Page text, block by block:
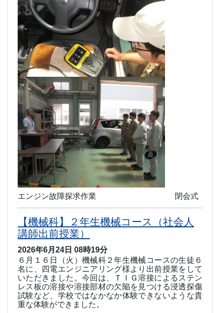
エンジン故障探求作業 閉会式
【機械科】２年生機械コース（社会人
講師出前授業）
2026年6月24日 08時19分
６月１６日（火）機械科２年生機械コースの生徒６
名に、四電エンジニアリング様より出前授業をして
いただきました。今回は、ＴＩＧ溶接によるステン
レス板の溶接や溶接部材の欠陥を見つける浸透探傷
試験など、学校ではなかなか体験できないような貴
重な体験ができました。